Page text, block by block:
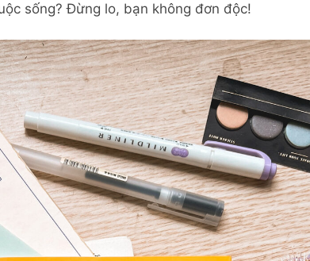
sống? Đừng lo, bạn không đơn độc!